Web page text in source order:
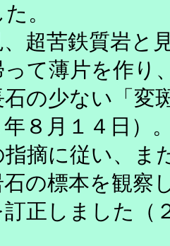
。
超苦鉄質岩と
て薄片を作り
の少ない「変
年８月１４日）
摘に従い、ま
の標本を観察
正しました（